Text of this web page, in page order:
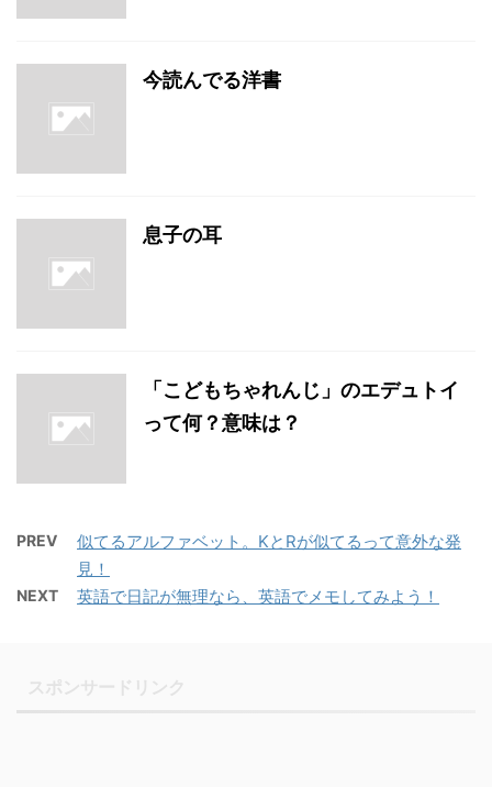
今読んでる洋書
息子の耳
「こどもちゃれんじ」のエデュトイ
って何？意味は？
PREV
似てるアルファベット。KとRが似てるって意外な発
見！
NEXT 英語で日記が無理なら、英語でメモしてみよう！